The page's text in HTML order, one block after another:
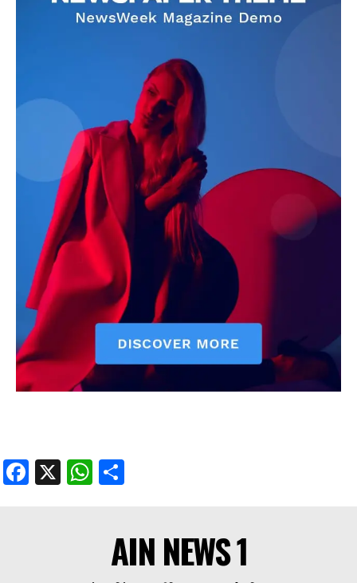
AIN NEWS 1
Contact Us
Privacy Policy
Terms of Use Agreement
Facebook
X WhatsApp
Share
Facebook
X WhatsApp
AIN NEWS 1